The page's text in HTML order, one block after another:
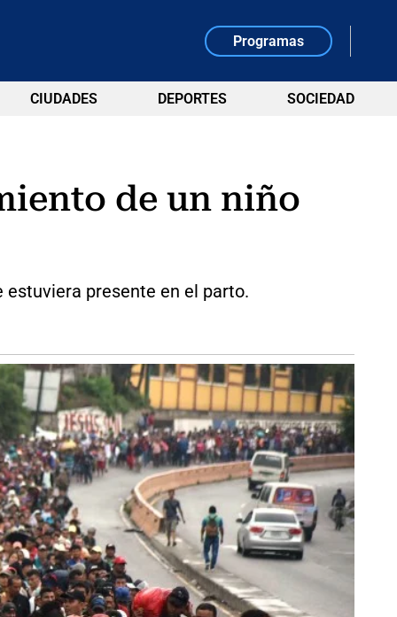
Programas
CIUDADES DEPORTES SOCIEDAD
de un niño
presente en el parto.